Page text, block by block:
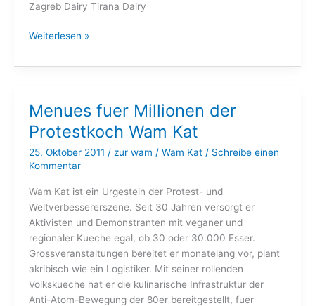
Zagreb Dairy Tirana Dairy
tagebuch
Weiterlesen »
Menues fuer Millionen der
Protestkoch Wam Kat
25. Oktober 2011 / zur wam / Wam Kat / Schreibe einen
Kommentar
Wam Kat ist ein Urgestein der Protest- und
Weltverbessererszene. Seit 30 Jahren versorgt er
Aktivisten und Demonstranten mit veganer und
regionaler Kueche egal, ob 30 oder 30.000 Esser.
Grossveranstaltungen bereitet er monatelang vor, plant
akribisch wie ein Logistiker. Mit seiner rollenden
Volkskueche hat er die kulinarische Infrastruktur der
Anti-Atom-Bewegung der 80er bereitgestellt, fuer